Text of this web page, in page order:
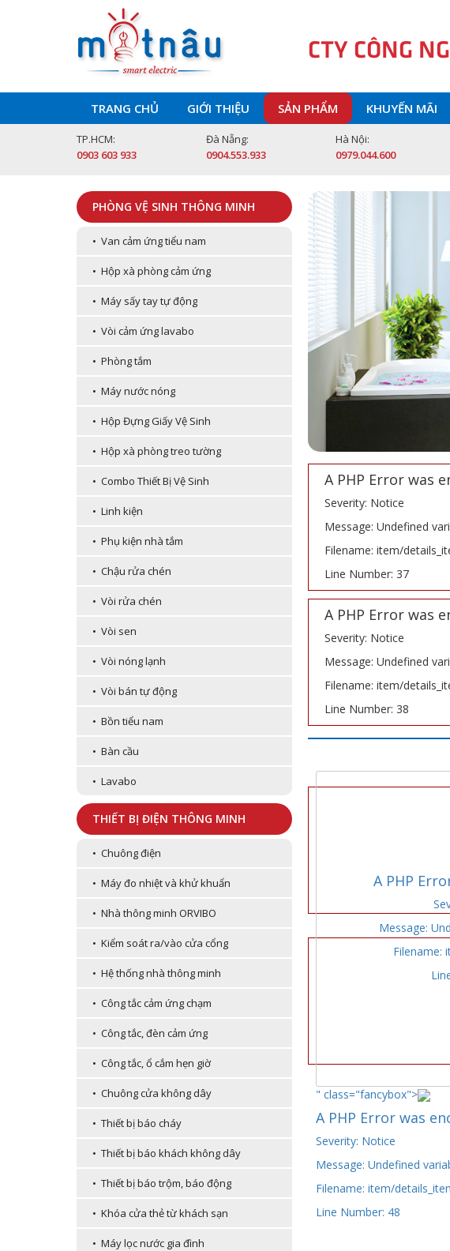
CTY CÔNG
TRANG CHỦ GIỚI THIỆU SẢN PHẨM KHUYẾN MÃI
TP.HCM:
0903 603 933
Đà Nẵng:
0904.553.933
Hà Nội:
0979.044.600
PHÒNG VỆ SINH THÔNG MINH
• Van cảm ứng tiểu nam
• Hộp xà phòng cảm ứng
• Máy sấy tay tự động
• Vòi cảm ứng lavabo
• Phòng tắm
• Máy nước nóng
• Hộp Đựng Giấy Vệ Sinh
• Hộp xà phòng treo tường
• Combo Thiết Bị Vệ Sinh
• Linh kiện
• Phụ kiện nhà tắm
• Chậu rửa chén
• Vòi rửa chén
• Vòi sen
• Vòi nóng lạnh
• Vòi bán tự động
• Bồn tiểu nam
• Bàn cầu
• Lavabo
THIẾT BỊ ĐIỆN THÔNG MINH
• Chuông điện
• Máy đo nhiệt và khử khuẩn
• Nhà thông minh ORVIBO
• Kiểm soát ra/vào cửa cổng
• Hệ thống nhà thông minh
• Công tắc cảm ứng chạm
• Công tắc, đèn cảm ứng
• Công tắc, ổ cắm hẹn giờ
• Chuông cửa không dây
• Thiết bị báo cháy
• Thiết bị báo khách không dây
• Thiết bị báo trộm, báo động
• Khóa cửa thẻ từ khách sạn
• Máy lọc nước gia đình
A PHP Error was
Severity: Notice
Message: Undefined
Filename: item/
Line Number: 37
A PHP Error was
Severity: Notice
Message: Undefined
Filename: item/
Line Number: 38
A PHP
Message:
Filename:
" class="fancybox">
A PHP Error was
Severity: Notice
Message: Undefined
Filename: item/
Line Number: 48